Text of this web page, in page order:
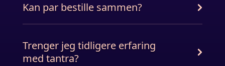
Kan par bestille sammen?
Trenger jeg tidligere erfaring
med tantra?